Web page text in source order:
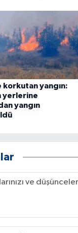
yangın:
yerlerine
yangın